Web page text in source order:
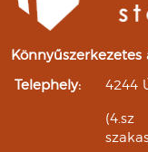
Könnyűszerkezetes
Telephely: 4244